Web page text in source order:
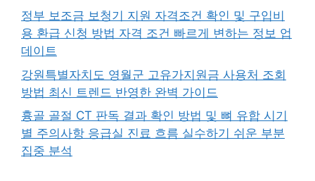
정부 보조금 보청기 지원 자격조건 확인 및 구입비
용 환급 신청 방법 자격 조건 빠르게 변하는 정보 업
데이트
강원특별자치도 영월군 고유가지원금 사용처 조회
방법 최신 트렌드 반영한 완벽 가이드
흉골 골절 CT 판독 결과 확인 방법 및 뼈 유합 시기
별 주의사항 응급실 진료 흐름 실수하기 쉬운 부분
집중 분석